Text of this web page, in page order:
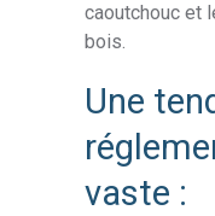
caoutchouc et
bois.
Une
vaste :